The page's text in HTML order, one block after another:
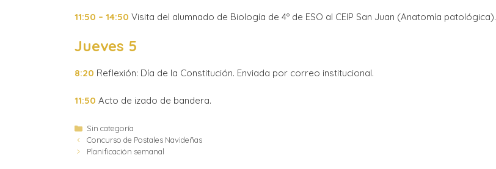
11:50 – 14:50 Visita del alumnado de Biología de 4º de ESO al CEIP San Juan (Anatomía patológica).
Jueves 5
8:20 Reflexión: Día de la Constitución. Enviada por correo institucional.
11:50 Acto de izado de bandera.
Sin categoría
Concurso de Postales Navideñas
Planificación semanal